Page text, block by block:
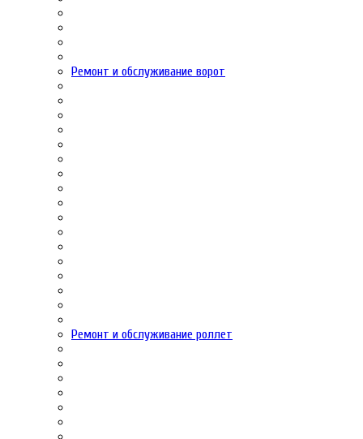
Ремонт и обслуживание ворот
Ремонт и обслуживание роллет